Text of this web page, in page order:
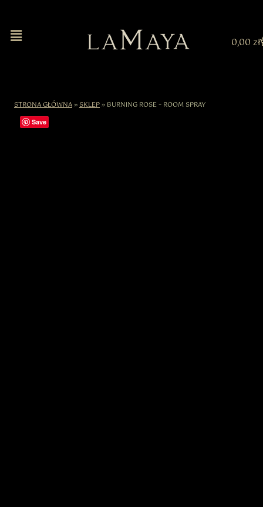
0,00 zł
STRONA GŁÓWNA»SKLEP» BURNING ROSE – ROOM SPRAY
Save